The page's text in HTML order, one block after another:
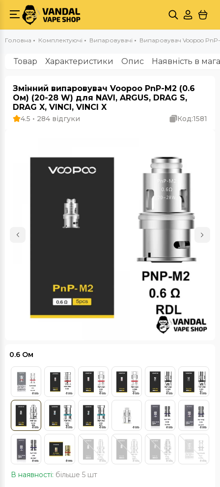
Головна Комплектуючі Випаровувачі Випаровувач Voopoo
Товар Характеристики Опис Наявність в
Змінний випаровувач Voopoo PnP-M2 (0.6
Ом) (20-28 W) для NAVI, ARGUS, DRAG S,
DRAG X, VINCI, VINCI X
4.5 • 284 відгуки Код:1581
0.6 Ом
В наявності: більше 5 шт